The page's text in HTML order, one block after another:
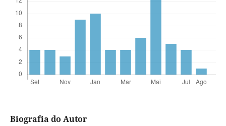
Biografia do Autor